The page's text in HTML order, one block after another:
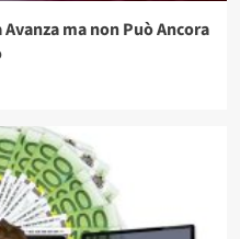
Avanza ma non Può Ancora